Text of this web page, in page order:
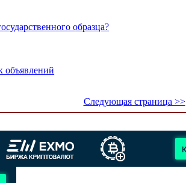
образца?
объявлений
Следующая страница >>